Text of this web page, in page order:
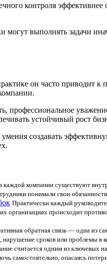
контроля
выполнять задачи
он часто приводит к
профессиональное
устойчивый рост
создавать
каждой компании существуют
понимали свои
Практически каждый
организациях происходит
обратная связь — одна из
сроков или проблемы
считается одним из ключевых
опасаясь потери